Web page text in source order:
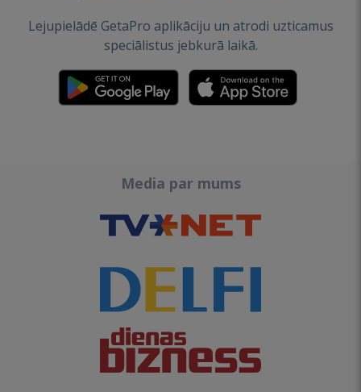
Lejupielādē GetaPro aplikāciju un atrodi uzticamus
speciālistus jebkurā laikā.
Media par mums